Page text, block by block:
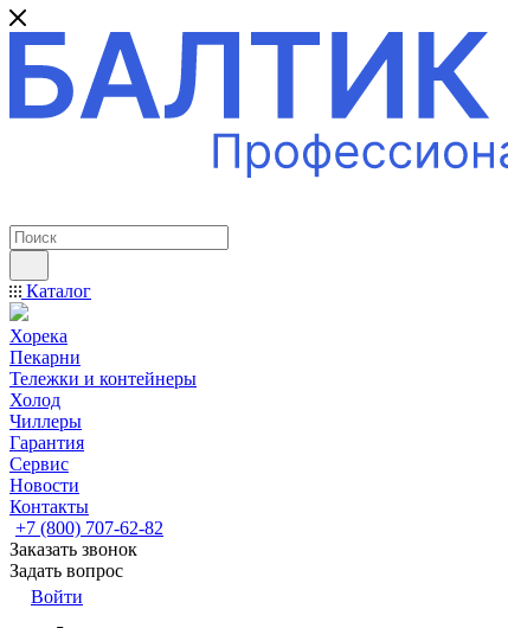
Каталог
Хорека
Пекарни
Тележки и контейнеры
Холод
Чиллеры
Гарантия
Сервис
Новости
Контакты
+7 (800) 707-62-82
Заказать звонок
Задать вопрос
Войти